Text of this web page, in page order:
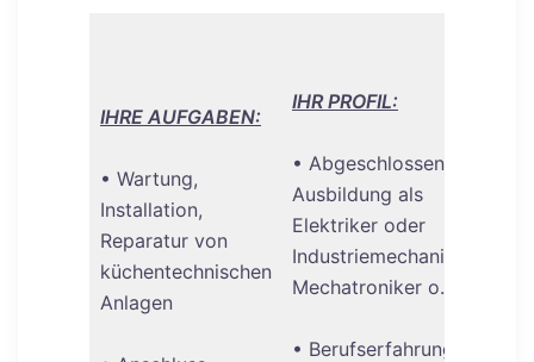
IHRE AUFGABEN:
• Wartung,
Installation,
Reparatur von
küchentechnischen
Anlagen
IHR PROFIL:
• Abgeschlossene
Ausbildung als
Elektriker oder
Industriemechaniker,
Mechatroniker o.ä.
• Berufserfahrung im